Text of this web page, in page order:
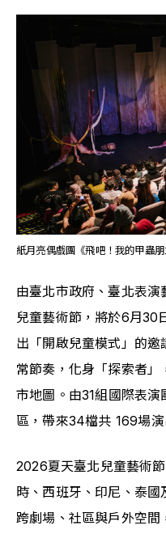
紙月亮偶戲團《飛吧！我的甲蟲朋
由臺北市政府、臺北表
兒童藝術節，將於6月30
出「開啟兒童模式」的
常節奏，化身「探索者
市地圖。由31組國際表
區，帶來34檔共 169場演
2026夏天臺北兒童藝術
時、西班牙、印尼、泰
跨劇場、社區與戶外空